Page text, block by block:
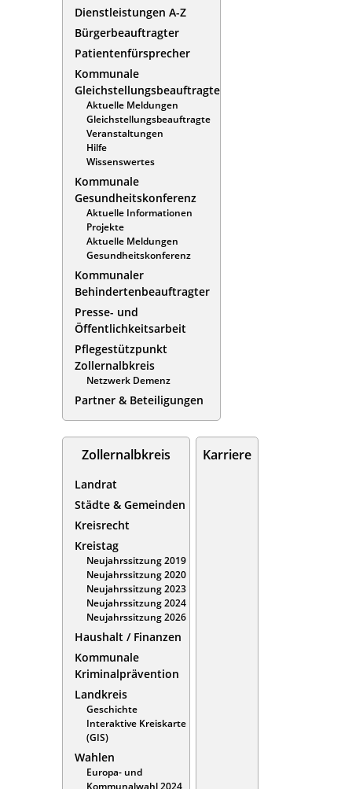
Dienstleistungen A-Z
Bürgerbeauftragter
Patientenfürsprecher
Kommunale
Gleichstellungsbeauftragte
Aktuelle Meldungen
Gleichstellungsbeauftragte
Veranstaltungen
Hilfe
Wissenswertes
Kommunale
Gesundheitskonferenz
Aktuelle Informationen
Projekte
Aktuelle Meldungen
Gesundheitskonferenz
Kommunaler
Behindertenbeauftragter
Presse- und
Öffentlichkeitsarbeit
Pflegestützpunkt
Zollernalbkreis
Netzwerk Demenz
Partner & Beteiligungen
Zollernalbkreis
Landrat
Städte & Gemeinden
Kreisrecht
Kreistag
Neujahrssitzung 2019
Neujahrssitzung 2020
Neujahrssitzung 2023
Neujahrssitzung 2024
Neujahrssitzung 2026
Haushalt / Finanzen
Kommunale
Kriminalprävention
Landkreis
Geschichte
Interaktive Kreiskarte
(GIS)
Wahlen
Europa- und
Kommunalwahl 2024
Karriere